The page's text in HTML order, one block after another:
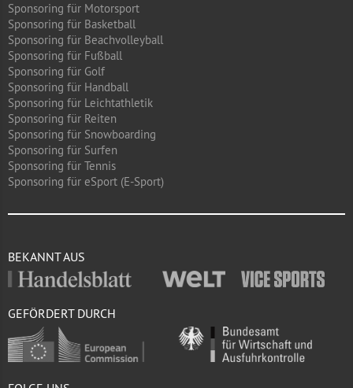
Sponsoring für Motorsport
Sponsoring für Basketball
Sponsoring für Beachvolleyball
Sponsoring für Fußball
Sponsoring für Golf
Sponsoring für Handball
Sponsoring für Leichtathletik
Sponsoring für Reiten
Sponsoring für Snowboarding
Sponsoring für Surfen
Sponsoring für Tennis
Sponsoring für eSport (E-Sport)
BEKANNT AUS
GEFÖRDERT DURCH